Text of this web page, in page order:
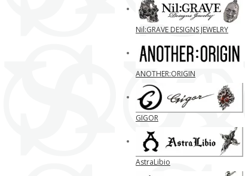
Nil:GRAVE DESIGNS JEWELRY
ANOTHER:ORIGIN
GIGOR
AstraLibio